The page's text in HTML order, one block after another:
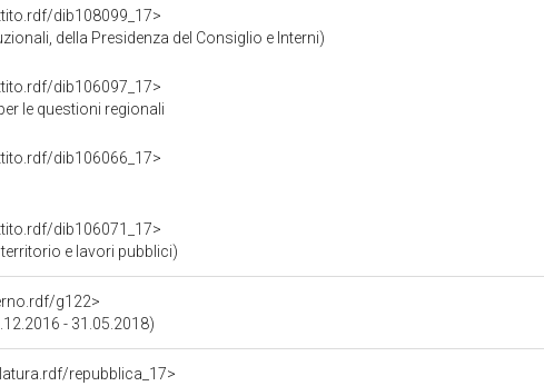
dib108099_17>
della Presidenza del Consiglio e Interni)
dib106097_17>
le questioni regionali
dib106066_17>
dib106071_17>
e lavori pubblici)
g122>
- 31.05.2018)
repubblica_17>